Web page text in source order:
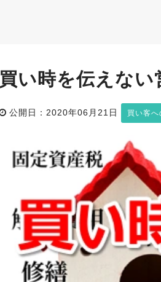
買い時を伝えな
公開日：2020年06月21日 買い客